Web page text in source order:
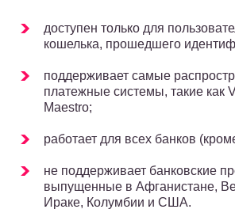
доступен только для
кошелька, прошедшего
поддерживает самые
платежные системы, такие как
Maestro;
работает для всех банков
не поддерживает банковские
выпущенные в Афганистане,
Ираке, Колумбии и США.